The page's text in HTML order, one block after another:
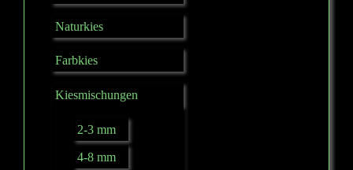
Naturkies
Farbkies
Kiesmischungen
2-3 mm
4-8 mm